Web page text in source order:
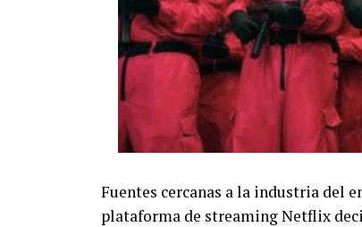
Fuentes cercanas a la industria del
plataforma de streaming Netflix